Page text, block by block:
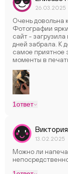
26.03.2025
Очень довольна
Фотографии
сайт -
дней забрала. К
самое приятное
моменты в
1ответ
Виктория
13.02.2025
Можно ли